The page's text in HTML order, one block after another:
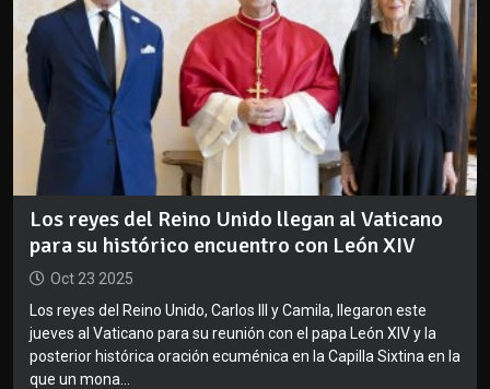
Los reyes del Reino Unido llegan al Vaticano
para su histórico encuentro con León XIV
Oct 23 2025
Los reyes del Reino Unido, Carlos III y Camila, llegaron este
jueves al Vaticano para su reunión con el papa León XIV y la
posterior histórica oración ecuménica en la Capilla Sixtina en la
que un mona...